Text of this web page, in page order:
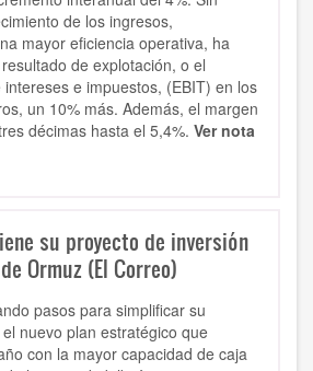
de los ingresos,
mayor eficiencia operativa, ha
de explotación, o el
e impuestos, (EBIT) en los
un 10% más. Además, el margen
décimas hasta el 5,4%. Ver nota
su proyecto de inversión
Ormuz (El Correo)
pasos para simplificar su
nuevo plan estratégico que
con la mayor capacidad de caja